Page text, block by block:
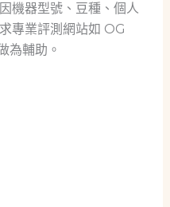
機器型號、豆種、個人
專業評測網站如 OG
為輔助。